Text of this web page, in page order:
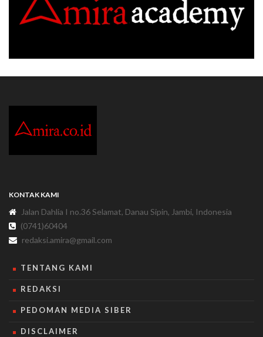
KONTAK KAMI
Jalan Dahlia I no.36 Selamat, Danau Sipin, Jambi, Indonesia
(0741)60404
redaksi.amira@gmail.com
TENTANG KAMI
REDAKSI
PEDOMAN MEDIA SIBER
DISCLAIMER